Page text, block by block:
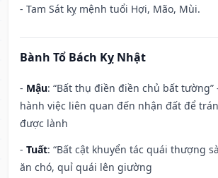
- Tam Sát kỵ mệnh tuổi Hợi, Mão, Mùi.
Bành Tổ Bách Kỵ Nhật
- Mậu: “Bất thụ điền điền chủ bất
hành việc liên quan đến nhận đất để
được lành
- Tuất: “Bất cật khuyển tác quái thượng
ăn chó, quỉ quái lên giường